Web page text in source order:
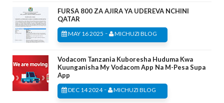
FURSA 800 ZA AJIRA YA UDEREVA NCHINI
QATAR
MAY 16 2025 - MICHUZI BLOG
Vodacom Tanzania Kuboresha Huduma Kwa
Kuunganisha My Vodacom App Na M-Pesa Supa
App
DEC 14 2024- MICHUZI BLOG